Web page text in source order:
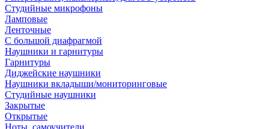
Студийные микрофоны
Ламповые
Ленточные
С большой диафрагмой
Наушники и гарнитуры
Гарнитуры
Диджейские наушники
Наушники вкладыши/мониторинговые
Студийные наушники
Закрытые
Открытые
Ноты, самоучители